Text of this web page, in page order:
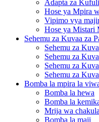
Adapta za
Hose ya Mpira
Vipimo vya
Hose ya Mistari
Sehemu za Kuvaa za
Sehemu za
Sehemu za
Sehemu za
Sehemu za
Bomba la mpira la
Bomba la hewa
Bomba la
Mrija wa chakula
Bomba la maji